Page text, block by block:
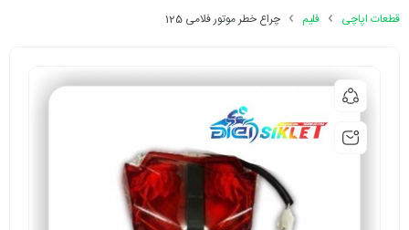
قطعات اپاچی فلیم چراع خطر موتور فلامی 125